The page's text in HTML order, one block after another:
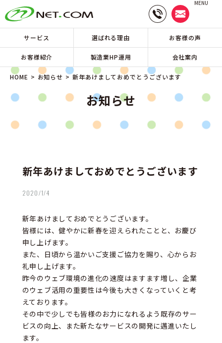
MENU
サービス 選ばれる理由 お客様の声
お客様紹介 製造業HP運用 会社案内
HOME お知らせ 新年あけましておめでとうございます
お知らせ
新年あけましておめでとうございます
2020/1/4
新年あけましておめでとうございます。
皆様には、健やかに新春を迎えられたことと、お慶び
申し上げます。
また、日頃から温かいご支援ご協力を賜り、心からお
礼申し上げます。
昨今のウェブ環境の進化の速度はますます増し、企業
のウェブ活用の重要性は今後も大きくなっていくと考
えております。
その中で少しでも皆様のお力になれるよう既存のサー
ビスの向上、また新たなサービスの開発に邁進いたし
ます。